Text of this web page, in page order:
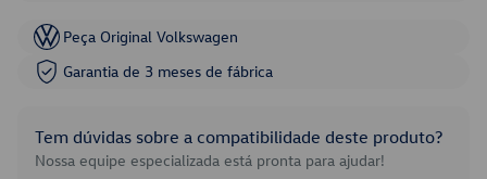
Peça Original Volkswagen
Garantia de 3 meses de fábrica
Tem dúvidas sobre a compatibilidade deste produto?
Nossa equipe especializada está pronta para ajudar!